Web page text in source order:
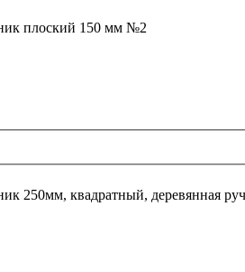
плоский 150 мм №2
250мм, квадратный, деревянная